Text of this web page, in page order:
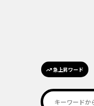
急上昇ワード